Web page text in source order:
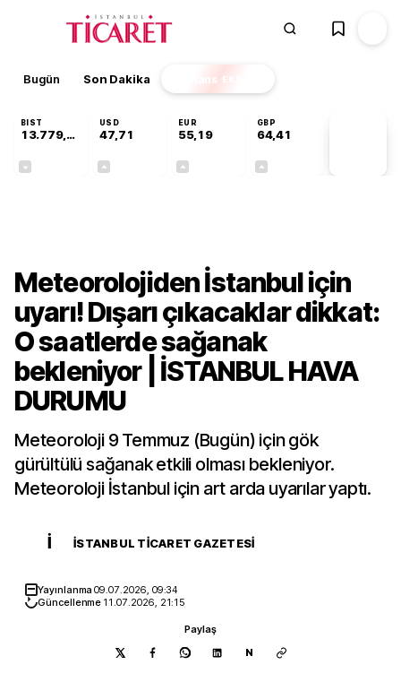
Bugün Son Dakika Finans EKSTRA
BIST
13.779,39
USD
47,71
EUR
55,19
GBP
64,41
Meteorolojiden İstanbul için
uyarı! Dışarı çıkacaklar dikkat:
O saatlerde sağanak
bekleniyor | İSTANBUL HAVA
DURUMU
Meteoroloji 9 Temmuz (Bugün) için gök
gürültülü sağanak etkili olması bekleniyor.
Meteoroloji İstanbul için art arda uyarılar yaptı.
İ İSTANBUL TICARET GAZETESI
Yayınlanma09.07.2026, 09:34
Güncellenme 11.07.2026, 21:15
Paylaş
N